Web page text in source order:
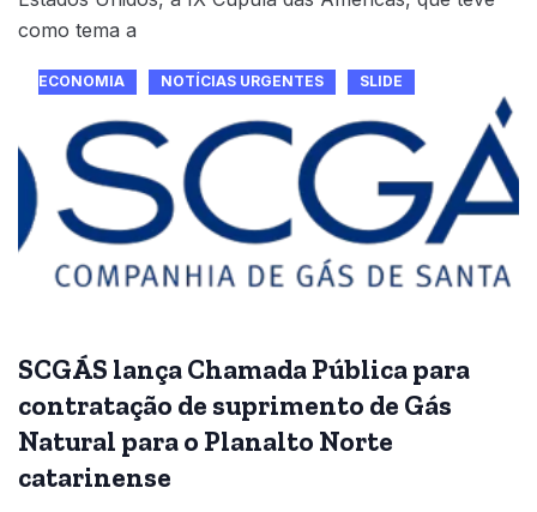
como tema a
ECONOMIA NOTÍCIAS URGENTES SLIDE
SCGÁS lança Chamada Pública para
contratação de suprimento de Gás
Natural para o Planalto Norte
catarinense